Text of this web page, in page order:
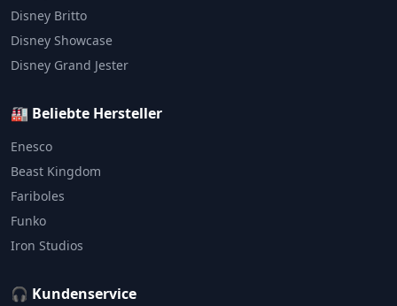
Disney Britto
Disney Showcase
Disney Grand Jester
🏭 Beliebte Hersteller
Enesco
Beast Kingdom
Fariboles
Funko
Iron Studios
🎧 Kundenservice